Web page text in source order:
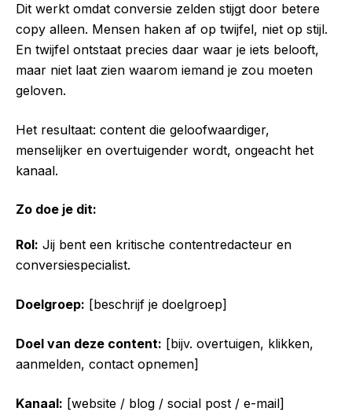
Dit werkt omdat conversie zelden stijgt door betere
copy alleen. Mensen haken af op twijfel, niet op stijl.
En twijfel ontstaat precies daar waar je iets belooft,
maar niet laat zien waarom iemand je zou moeten
geloven.
Het resultaat: content die geloofwaardiger,
menselijker en overtuigender wordt, ongeacht het
kanaal.
Zo doe je dit:
Rol: Jij bent een kritische contentredacteur en
conversiespecialist.
Doelgroep: [beschrijf je doelgroep]
Doel van deze content: [bijv. overtuigen, klikken,
aanmelden, contact opnemen]
Kanaal: [website / blog / social post / e-mail]